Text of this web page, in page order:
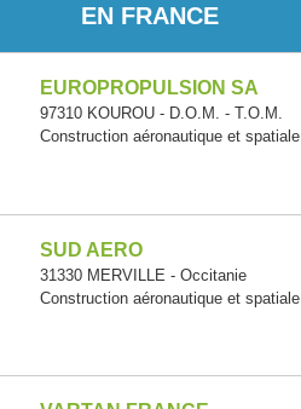
EN FRANCE
EUROPROPULSION SA
97310 KOUROU - D.O.M. - T.O.M.
Construction aéronautique et spatiale
SUD AERO
31330 MERVILLE - Occitanie
Construction aéronautique et spatiale